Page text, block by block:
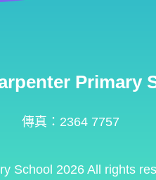
Primary
傳真：2364 7757
School 2026 All rights